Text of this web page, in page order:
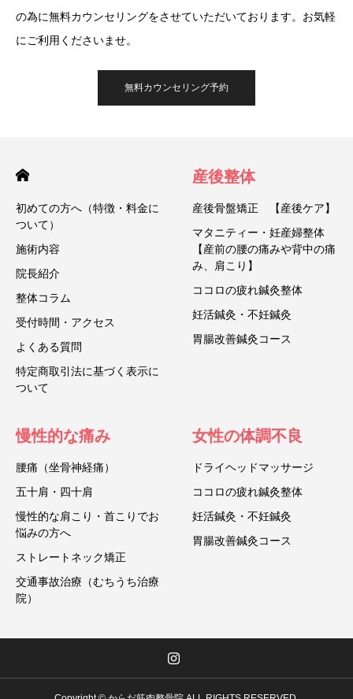
の為に無料カウンセリングをさせていただいております。お気軽
にご利用くださいませ。
無料カウンセリング予約
初めての方へ（特徴・料金に
ついて）
施術内容
院長紹介
整体コラム
受付時間・アクセス
よくある質問
特定商取引法に基づく表示に
ついて
産後整体
産後骨盤矯正 【産後ケア】
マタニティー・妊産婦整体
【産前の腰の痛みや背中の痛
み、肩こり】
ココロの疲れ鍼灸整体
妊活鍼灸・不妊鍼灸
胃腸改善鍼灸コース
慢性的な痛み
腰痛（坐骨神経痛）
五十肩・四十肩
慢性的な肩こり・首こりでお
悩みの方へ
ストレートネック矯正
交通事故治療（むちうち治療
院）
女性の体調不良
ドライヘッドマッサージ
ココロの疲れ鍼灸整体
妊活鍼灸・不妊鍼灸
胃腸改善鍼灸コース